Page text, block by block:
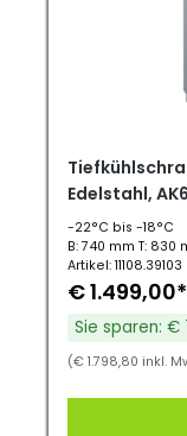
Edelstahl,
-22°C bis -18°C
B: 740 mm T: 830
Artikel: 11108.39103
€ 1.499,00*
Sie sparen: €
(€ 1.798,80 inkl.